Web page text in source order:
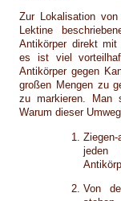
Zur Lokalisation
Lektine
Antikörper direkt mit
es ist viel
Antikörper gegen
großen Mengen zu
zu markieren. Man
Warum dieser
jeden
Von